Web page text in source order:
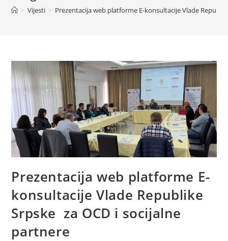
> Vijesti > Prezentacija web platforme E-konsultacije Vlade
Prezentacija web platforme E-
konsultacije Vlade Republike
Srpske za OCD i socijalne
partnere